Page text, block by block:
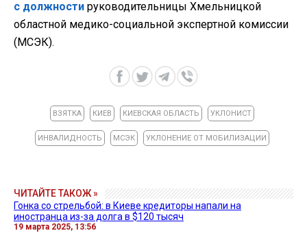
с должности руководительницы Хмельницкой
областной медико-социальной экспертной комиссии
(МСЭК).
ВЗЯТКА КИЕВ КИЕВСКАЯ ОБЛАСТЬ УКЛОНИСТ
ИНВАЛИДНОСТЬ МСЭК УКЛОНЕНИЕ ОТ МОБИЛИЗАЦИИ
ЧИТАЙТЕ ТАКОЖ »
Гонка со стрельбой: в Киеве кредиторы напали на
иностранца из-за долга в $120 тысяч
19 марта 2025, 13:56